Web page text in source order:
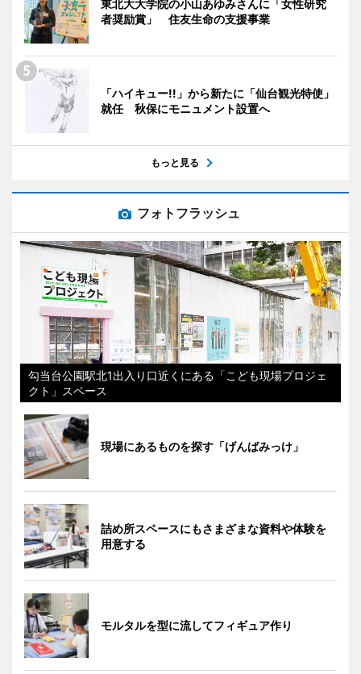
東北大大学院の小山あゆみさんに「女性研究
者奨励賞」 住友生命の支援事業
「ハイキュー!!」から新たに「仙台観光特使」
就任 秋保にモニュメント設置へ
もっと見る
フォトフラッシュ
勾当台公園駅北1出入り口近くにある「こども現場プロジェ
クト」スペース
現場にあるものを探す「げんばみっけ」
詰め所スペースにもさまざまな資料や体験を
用意する
モルタルを型に流してフィギュア作り